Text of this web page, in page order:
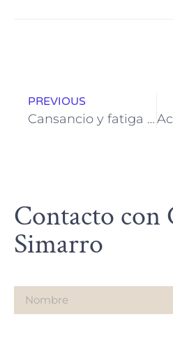
PREVIOUS
Cansancio y fatiga constante: Causas comunes y cómo recuperar la energía
Contacto con
Simarro